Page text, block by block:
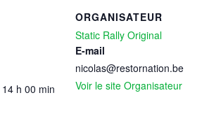
h 00 min
ORGANISATEUR
Static Rally Original
E-mail
nicolas@restornation.be
Voir le site Organisateur